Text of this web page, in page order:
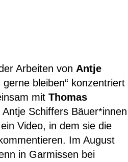
Arbeiten von Antje
bleiben“ konzentriert
mit Thomas
Schiffers Bäuer*innen
Video, in dem sie die
Im August
in Garmissen bei